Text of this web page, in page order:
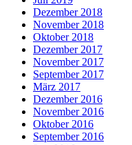
Dezember 2018
November 2018
Oktober 2018
Dezember 2017
November 2017
September 2017
März 2017
Dezember 2016
November 2016
Oktober 2016
September 2016